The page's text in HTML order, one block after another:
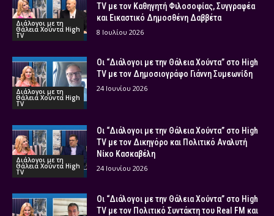
Διάλογοι με τη
Θάλεια Χούντα High
TV
TV με τον Καθηγητή Φιλοσοφίας, Συγγραφέα
και Εικαστικό Δημοσθένη Δαββέτα
8 Ιουλίου 2026
Διάλογοι με τη
Θάλεια Χούντα High
TV
Οι “Διάλογοι με την Θάλεια Χούντα” στο High
TV με τον Δημοσιογράφο Γιάννη Συμεωνίδη
24 Ιουνίου 2026
Διάλογοι με τη
Θάλεια Χούντα High
TV
Οι “Διάλογοι με την Θάλεια Χούντα” στο High
TV με τον Δικηγόρο και Πολιτικό Αναλυτή
Νίκο Κασκαβέλη
24 Ιουνίου 2026
Οι “Διάλογοι με την Θάλεια Χούντα” στο High
TV με τον Πολιτικό Συντάκτη του Real FM και